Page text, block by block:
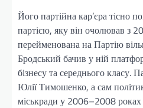
Його партійна кар’єра тісно
партією, яку він очолював з
перейменована на Партію
Бродський бачив у ній
бізнесу та середнього класу.
Юлії Тимошенко, а сам
міськради у 2006–2008